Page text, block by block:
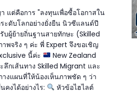
แต่คือการ "ลงทุนเพื่อซื้อโอกาสใน
ะดับโลกอย่างยั่งยืน นิวซีแลนด์ปี
บผู้ย้ายถิ่นฐานสายทักษะ (Skilled
พจริง ๆ ค่ะ พี่ Expert จึงขอเชิญ
นี้ค่ะ
New Zealand
กเส้นทาง Skilled Migrant และ
งแผนที่ให้น้องเห็นภาพชัด ๆ ว่า
งได้อย่างไร:
หัวข้อไฮไลต์